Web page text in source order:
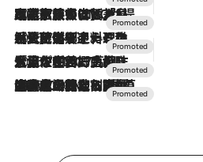
2026.7.31
【ホテル帰省】という選択肢をOMOが提案。家族とほどよい距離を保つには「昼は実家、夜は気兼ねなくホテルで！」
2026.7.24
【夏限定ディナーコース】旬を迎える稚鮎や花ズッキーニなどをイタリア・トスカーナの郷土料理の手法で満喫！
2026.7.17
「土佐和ハーブかき氷」がOMO7高知に登場！生姜、山椒、大葉など目にも舌にも涼を呼ぶ郷土の味
2026.7.10
NEW OPEN！【界 草津】名湯の地に誕生。趣の異なる2種の温泉と上州ならではの会席・蕎麦割烹など美食を味わう究極の癒やし旅